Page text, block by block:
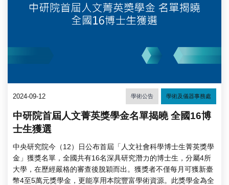
2024-09-12 學術公告 學術及儀器事務處
中研院首屆人文菁英獎學金名單揭曉 全國16博
士生獲選
中央研究院今（12）日公布首屆「人文社會科學博士生菁英獎學
金」獲獎名單，全國共有16名深具研究潛力的博士生，分屬4所
大學，在歷經嚴格的審查後脫穎而出。獲獎者不僅每月可獲新臺
幣4至5萬元獎學金，更能享用本院豐富學術資源。此獎學金為全